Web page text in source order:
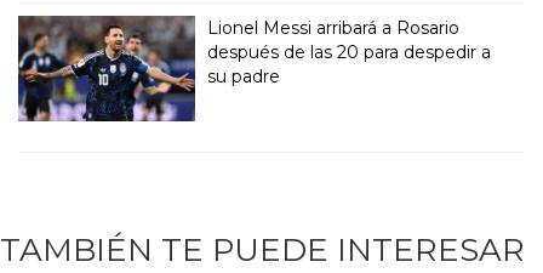
Lionel Messi arribará a Rosario
después de las 20 para despedir a
su padre
TAMBIÉN TE PUEDE INTERESAR